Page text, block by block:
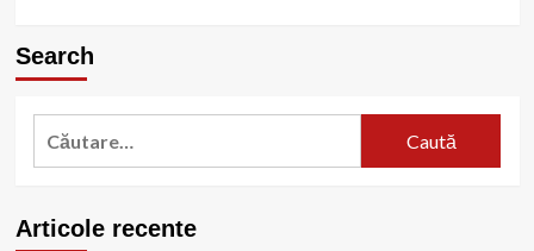
Search
Caută
Articole recente